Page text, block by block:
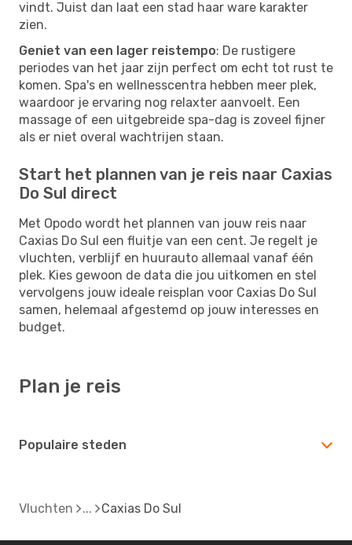
vindt. Juist dan laat een stad haar ware karakter
zien.
Geniet van een lager reistempo: De rustigere
periodes van het jaar zijn perfect om echt tot rust te
komen. Spa's en wellnesscentra hebben meer plek,
waardoor je ervaring nog relaxter aanvoelt. Een
massage of een uitgebreide spa-dag is zoveel fijner
als er niet overal wachtrijen staan.
Start het plannen van je reis naar Caxias
Do Sul direct
Met Opodo wordt het plannen van jouw reis naar
Caxias Do Sul een fluitje van een cent. Je regelt je
vluchten, verblijf en huurauto allemaal vanaf één
plek. Kies gewoon de data die jou uitkomen en stel
vervolgens jouw ideale reisplan voor Caxias Do Sul
samen, helemaal afgestemd op jouw interesses en
budget.
Plan je reis
Populaire steden
Vluchten Caxias Do Sul